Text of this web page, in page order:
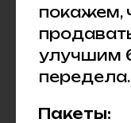
покажем,
улучшим
передела.
Пакеты: